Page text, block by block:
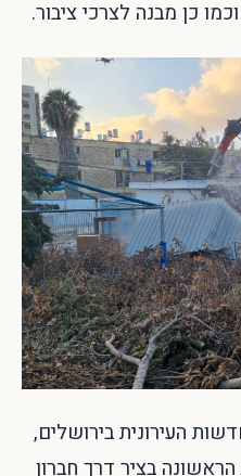
העירונית בירושלים,
התוכנית הראשונה בציר דרך חברון